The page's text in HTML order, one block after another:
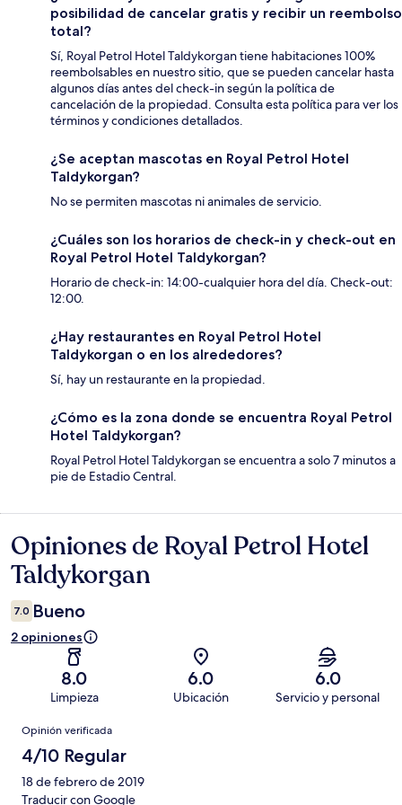
posibilidad de cancelar gratis y recibir un reembolso
total?
Sí, Royal Petrol Hotel Taldykorgan tiene habitaciones 100%
reembolsables en nuestro sitio, que se pueden cancelar hasta
algunos días antes del check-in según la política de
cancelación de la propiedad. Consulta esta política para ver los
términos y condiciones detallados.
¿Se aceptan mascotas en Royal Petrol Hotel
Taldykorgan?
No se permiten mascotas ni animales de servicio.
¿Cuáles son los horarios de check-in y check-out en
Royal Petrol Hotel Taldykorgan?
Horario de check-in: 14:00-cualquier hora del día. Check-out:
12:00.
¿Hay restaurantes en Royal Petrol Hotel
Taldykorgan o en los alrededores?
Sí, hay un restaurante en la propiedad.
¿Cómo es la zona donde se encuentra Royal Petrol
Hotel Taldykorgan?
Royal Petrol Hotel Taldykorgan se encuentra a solo 7 minutos a
pie de Estadio Central.
Opiniones
Opiniones de Royal Petrol Hotel
Taldykorgan
7.0 Bueno
2 opiniones
8.0
Limpieza
6.0
Ubicación
6.0
Servicio y personal
Opiniones
Opinión verificada
4/10 Regular
18 de febrero de 2019
Traducir con Google